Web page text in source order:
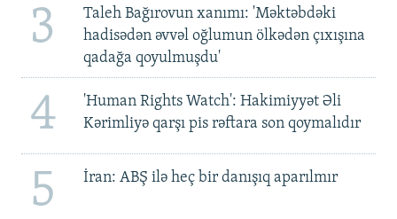
3
Taleh Bağırovun xanımı: 'Məktəbdəki
hadisədən əvvəl oğlumun ölkədən çıxışına
qadağa qoyulmuşdu'
4
'Human Rights Watch': Hakimiyyət Əli
Kərimliyə qarşı pis rəftara son qoymalıdır
5 İran: ABŞ ilə heç bir danışıq aparılmır